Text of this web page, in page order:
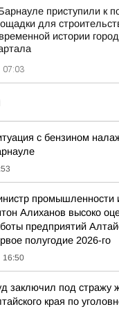
приступили к
для
истории
07:03
с бензином
промышленности
Алиханов высоко
предприятий
полугодие 2026-го
16:50
заключил под стражу
края по